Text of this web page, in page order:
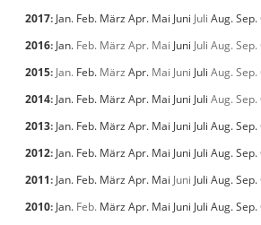
2017: Jan. Feb. März Apr. Mai Juni Juli Aug.Sep.
2016: Jan. Feb. März Apr. Mai Juni Juli Aug.Sep.
2015: Jan. Feb. März Apr. Mai Juni Juli Aug.Sep.
2014: Jan. Feb. März Apr. Mai Juni Juli Aug.Sep.
2013: Jan. Feb. März Apr. Mai Juni Juli Aug.Sep.
2012: Jan. Feb. März Apr. Mai Juni Juli Aug.Sep.
2011: Jan. Feb. März Apr. Mai Juni Juli Aug.Sep.
2010: Jan. Feb. März Apr. Mai Juni Juli Aug.Sep.